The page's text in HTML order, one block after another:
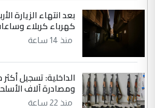
بعد انتهاء الزيارة
كهرباء كربلاء
منذ 14 ساعة
ومصادرة آلاف
منذ 22 ساعة